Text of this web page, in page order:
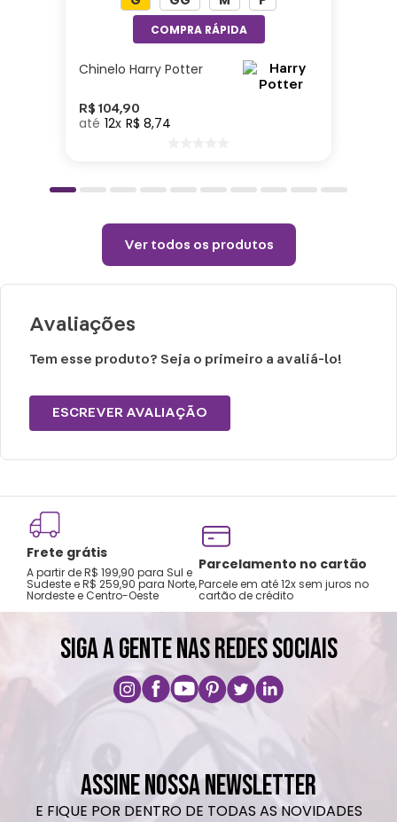
Não utilizar produtos químicos e abrasivos
Utilizar somente uma flanela seca para tirar
Chinelo Harry Potter
R$ 104,90
12 R$ 8,74
Ver todos os produtos
Avaliações
Tem esse produto? Seja o primeiro a avaliá-lo!
ESCREVER AVALIAÇÃO
Frete grátis
A partir de R$ 199,90 para Sul e
Sudeste e R$ 259,90 para Norte,
Nordeste e Centro-Oeste
Parcelamento no cartão
Parcele em até 12x sem juros no
cartão de crédito
SIGA A GENTE NAS REDES SOCIAIS
ASSINE NOSSA NEWSLETTER
E FIQUE POR DENTRO DE TODAS AS NOVIDADES